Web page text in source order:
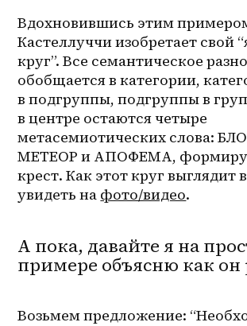
Вдохновившись этим
Кастеллуччи изобретает свой
круг”. Все семантическое
обобщается в категории,
в подгруппы, подгруппы в
в центре остаются четыре
метасемиотических слова:
МЕТЕОР и АПОФЕМА,
крест. Как этот круг выглядит
увидеть на фото/видео.
А пока, давайте я на
примере объясню как он
Возьмем предложение: